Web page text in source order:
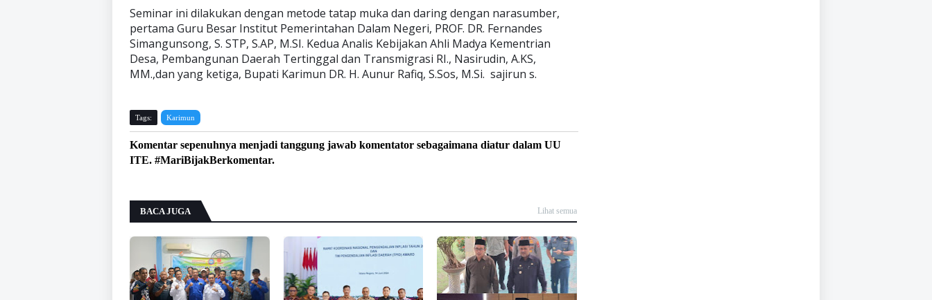
Seminar ini dilakukan dengan metode tatap muka dan daring dengan narasumber,
pertama Guru Besar Institut Pemerintahan Dalam Negeri, PROF. DR. Fernandes
Simangunsong, S. STP, S.AP, M.SI. Kedua Analis Kebijakan Ahli Madya Kementrian
Desa, Pembangunan Daerah Tertinggal dan Transmigrasi RI., Nasirudin, A.KS,
MM.,dan yang ketiga, Bupati Karimun DR. H. Aunur Rafiq, S.Sos, M.Si. sajirun s.
Tags: Karimun
Komentar sepenuhnya menjadi tanggung jawab komentator sebagaimana diatur dalam UU
ITE. #MariBijakBerkomentar.
BACA JUGA Lihat semua